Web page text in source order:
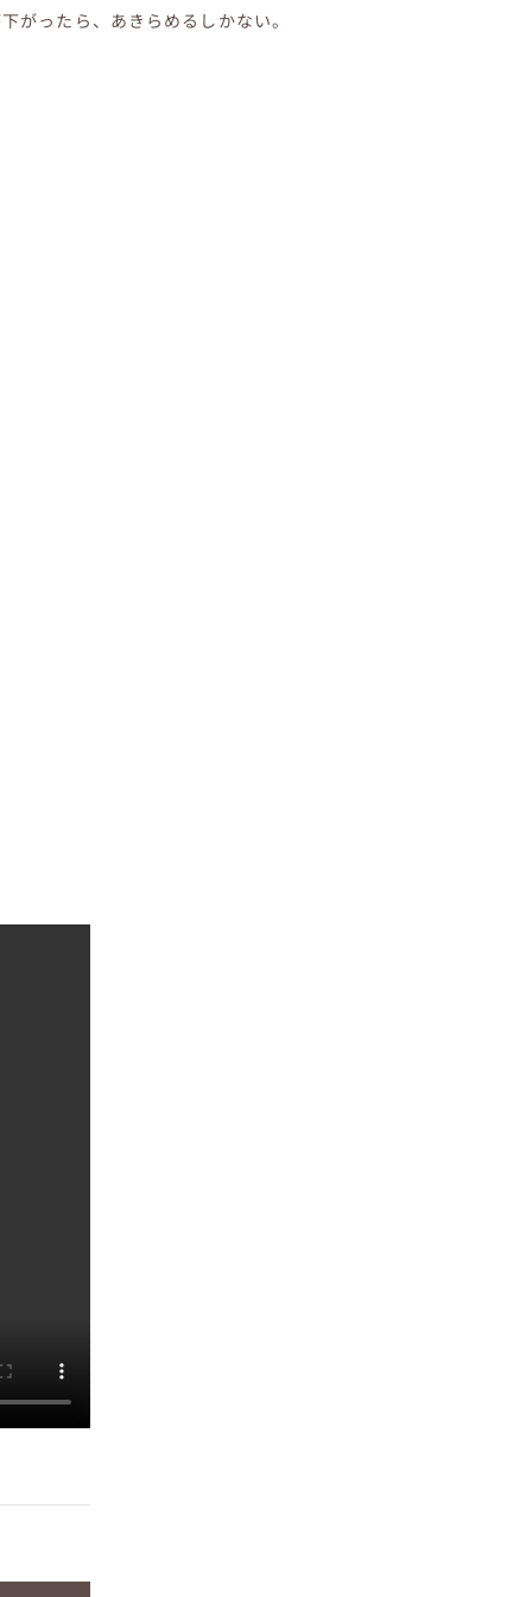
がったら、あきらめるしかない。